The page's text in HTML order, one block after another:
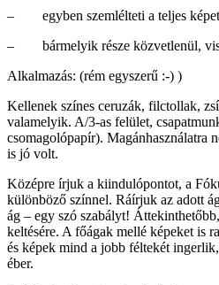
– egyben szemlélteti a teljes képet
– bármelyik része közvetlenül,
Alkalmazás: (rém egyszerű :-) )
Kellenek színes ceruzák, filctollak,
valamelyik. A/3-as felület,
csomagolópapír). Magánhasználatra
is jó volt.
Középre írjuk a kiindulópontot, a
különböző színnel. Ráírjuk az adott
ág – egy szó szabályt!
keltésére. A főágak mellé képeket is
és képek mind a jobb féltekét
éber.